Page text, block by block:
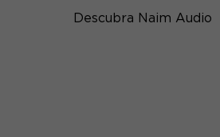
Descubra Naim Audio